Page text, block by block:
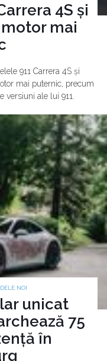
4S și
mai
911 Carrera 4S și
mai puternic, precum
ale lui 911.
NOI
unicat
75
în